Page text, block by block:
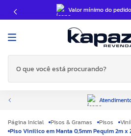
Valor mínimo do
O que você está procurando?
Pisos & Gramas Pisos
Piso Vinilico em Manta 0,5mm Pequim 2m x